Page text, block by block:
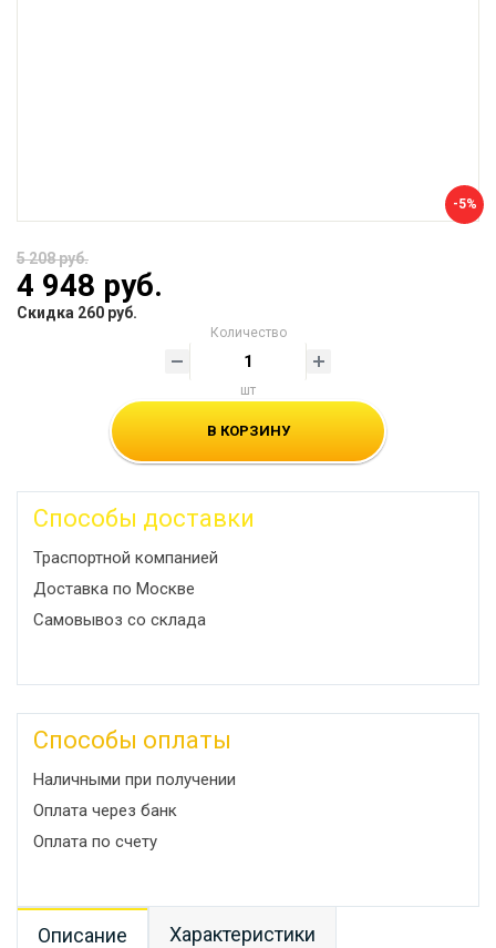
-5%
5 208 руб.
4 948 руб.
Скидка 260 руб.
Количество
шт
В КОРЗИНУ
Способы доставки
Траспортной компанией
Доставка по Москве
Самовывоз со склада
Способы оплаты
Наличными при получении
Оплата через банк
Оплата по счету
Описание Характеристики